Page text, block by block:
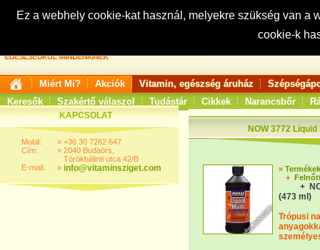
Ez a webhely cookie-kat használ, melyekre szükség van
cookie-k
Keresés:
Miért Mi? Akciók Vitamin, egészség áruház
Keresők
Szakértő válaszol Tudástár Cikkek Narancsbőr
KAPCSOLAT
Mobil:
Cím:
E-mail:
»
»
»
+36 30 7262 647
2040 Budaörs,
Törökbálinti utca 42/B
info@vitaminsziget.com
NOW 3772
» Termékek
+
+
(473 ml)
Trópusi